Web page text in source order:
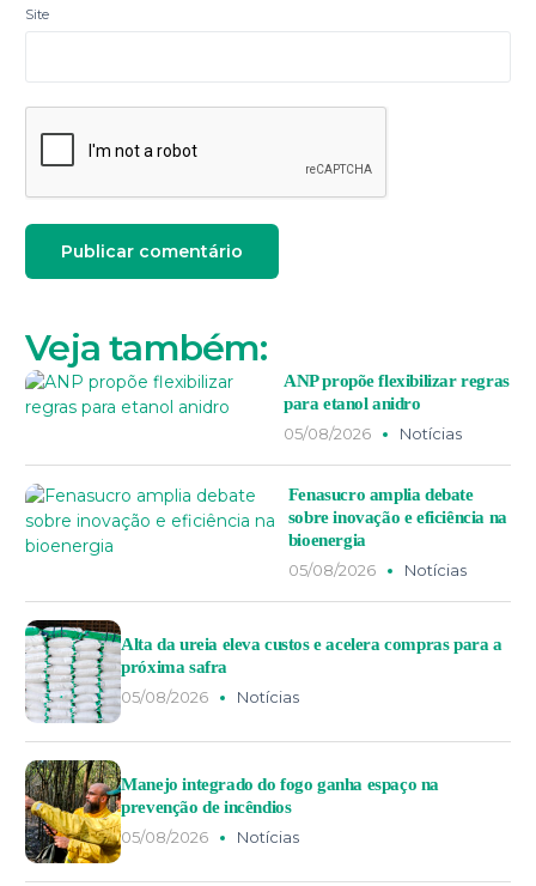
Site
Veja também:
ANP propõe flexibilizar regras
para etanol anidro
05/08/2026
Notícias
Fenasucro amplia debate
sobre inovação e eficiência na
bioenergia
05/08/2026
Notícias
Alta da ureia eleva custos e acelera compras para a
próxima safra
05/08/2026
Notícias
Manejo integrado do fogo ganha espaço na
prevenção de incêndios
05/08/2026
Notícias